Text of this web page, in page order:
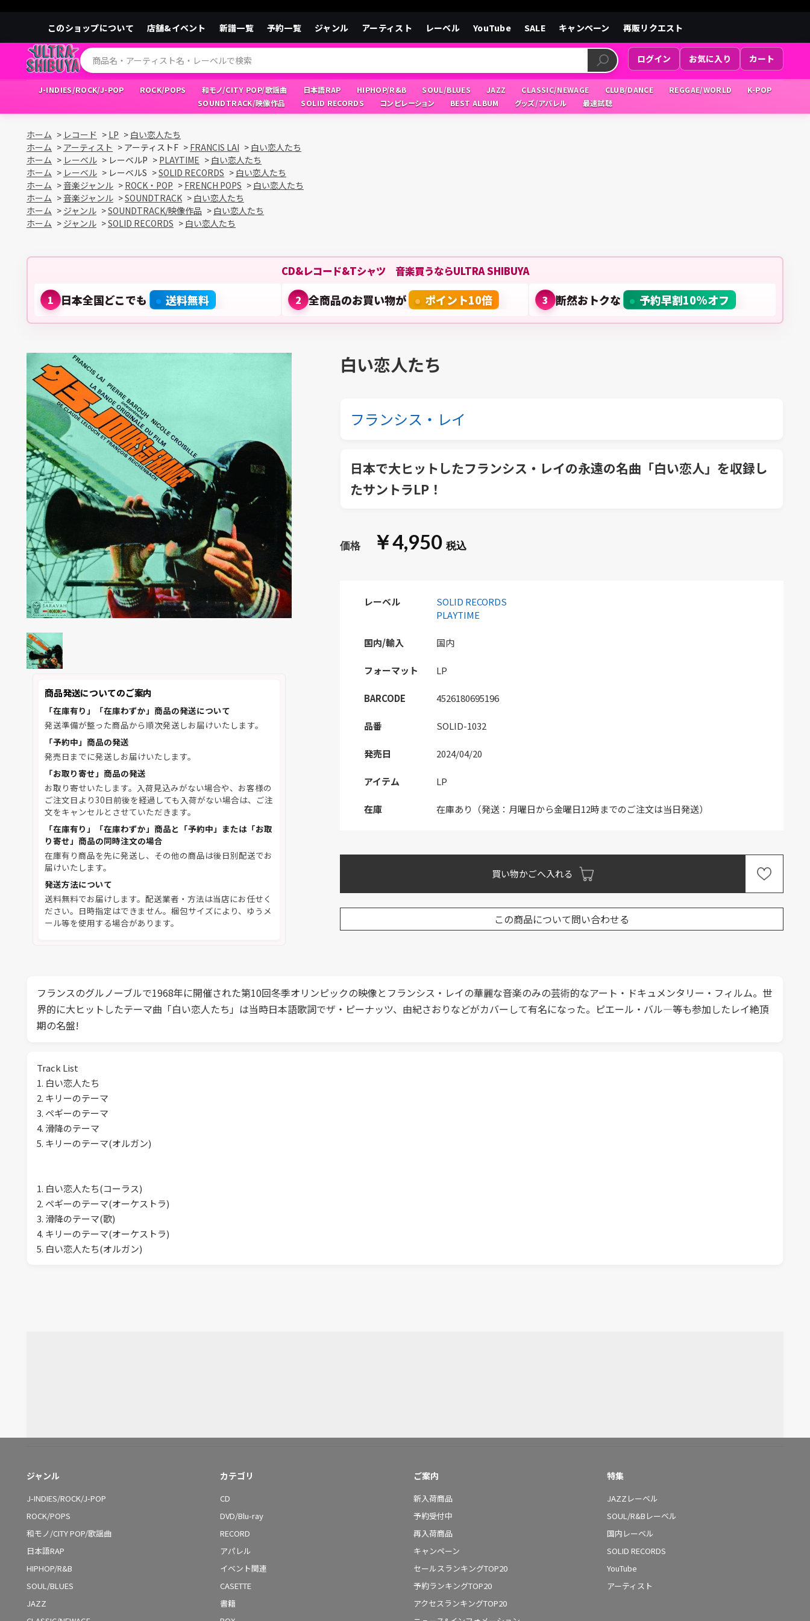
このショップについて 店舗&イベント 新譜一覧 予約一覧 ジャンル アーティスト レーベル YouTube SALE キャンペーン 再販リクエスト
ログイン お気に入り カート
J-INDIES/ROCK/J-POP ROCK/POPS 和モノ/CITY POP/歌謡曲 日本語RAP HIPHOP/R&B SOUL/BLUES JAZZ CLASSIC/NEWAGE CLUB/DANCE REGGAE/WORLD
K-POP
SOUNDTRACK/映像作品
SOLID RECORDS コンピレーション BEST ALBUM グッズ/アパレル 最速試聴
ホーム > レコード > LP > 白い恋人たち
ホーム > アーティスト > アーティストF > FRANCIS LAI > 白い恋人たち
ホーム > レーベル > レーベルP > PLAYTIME > 白い恋人たち
ホーム > レーベル > レーベルS >SOLID RECORDS > 白い恋人たち
ホーム >音楽ジャンル > ROCK・POP > FRENCH POPS > 白い恋人たち
ホーム >音楽ジャンル >SOUNDTRACK > 白い恋人たち
ホーム > ジャンル >SOUNDTRACK/映像作品 > 白い恋人たち
ホーム > ジャンル >SOLID RECORDS > 白い恋人たち
CD&レコード&Tシャツ 音楽買うならULTRA SHIBUYA
1 日本全国どこでも 送料無料 2 全商品のお買い物が ポイント10倍 3 断然おトクな 予約早割10%オフ
商品発送についてのご案内
「在庫有り」「在庫わずか」商品の発送について
発送準備が整った商品から順次発送しお届けいたします。
「予約中」商品の発送
発売日までに発送しお届けいたします。
「お取り寄せ」商品の発送
お取り寄せいたします。入荷見込みがない場合や、お客様の
ご注文日より30日前後を経過しても入荷がない場合は、ご注
文をキャンセルとさせていただきます。
「在庫有り」「在庫わずか」商品と「予約中」または「お取
り寄せ」商品の同時注文の場合
在庫有り商品を先に発送し、その他の商品は後日別配送でお
届けいたします。
発送方法について
送料無料でお届けします。配送業者・方法は当店にお任せく
ださい。日時指定はできません。梱包サイズにより、ゆうメ
ール等を使用する場合があります。
白い恋人たち
フランシス・レイ
日本で大ヒットしたフランシス・レイの永遠の名曲「白い恋人」を収録し
たサントラLP！
￥4,950
レーベル
SOLID RECORDS
PLAYTIME
国内/輸入 国内
フォーマット LP
BARCODE 4526180695196
品番 SOLID-1032
発売日 2024/04/20
アイテム LP
在庫 在庫あり（発送：月曜日から金曜日12時までのご注文は当日発送）
買い物かごへ入れる
この商品について問い合わせる
フランスのグルノーブルで1968年に開催された第10回冬季オリンピックの映像とフランシス・レイの華麗な音楽のみの芸術的なアート・ドキュメンタリー・フィルム。世
界的に大ヒットしたテーマ曲「白い恋人たち」は当時日本語歌詞でザ・ピーナッツ、由紀さおりなどがカバーして有名になった。ピエール・バル―等も参加したレイ絶頂
期の名盤!
Track List
1. 白い恋人たち
2. キリーのテーマ
3. ペギーのテーマ
4. 滑降のテーマ
5. キリーのテーマ(オルガン)
1. 白い恋人たち(コーラス)
2. ペギーのテーマ(オーケストラ)
3. 滑降のテーマ(歌)
4. キリーのテーマ(オーケストラ)
5. 白い恋人たち(オルガン)
ジャンル
J-INDIES/ROCK/J-POP
ROCK/POPS
和モノ/CITY POP/歌謡曲
日本語RAP
HIPHOP/R&B
SOUL/BLUES
JAZZ
カテゴリ
CD
DVD/Blu-ray
RECORD
アパレル
イベント関連
CASETTE
書籍
ご案内
新入荷商品
予約受付中
再入荷商品
キャンペーン
セールスランキングTOP20
予約ランキングTOP20
アクセスランキングTOP20
特集
JAZZレーベル
SOUL/R&Bレーベル
国内レーベル
SOLID RECORDS
YouTube
アーティスト